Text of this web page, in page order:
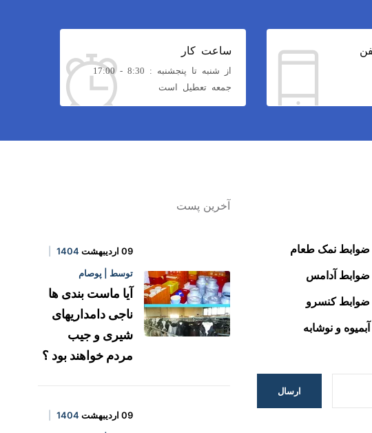
ساعت کار
از شنبه تا پنجشنبه : 8:30 - 17:00
جمعه تعطیل است
ضوابط نمک طعام
ضوابط آدامس
ضوابط کنسرو
آبمیوه و نوشابه
ارسال
آخرین پست
09 اردیبهشت
1404
توسط | پوصام
آیا ماست بندی ها
ناجی دامداریهای
شیری و جیب
مردم خواهند بود ؟
09 اردیبهشت
1404